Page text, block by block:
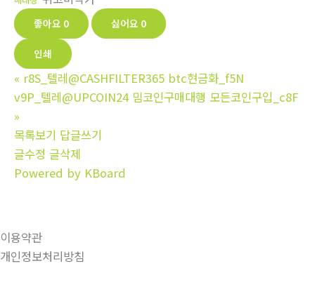
좋아요 0 싫어요 0
인쇄
« r8S_텔레@CASHFILTER365 btc현금화_f5N
v9P_텔레@UPCOIN24 밈코인구매대행 모든코인구입_c8F
»
목록보기 답글쓰기
글수정 글삭제
Powered by KBoard
이용약관
개인정보처리방침